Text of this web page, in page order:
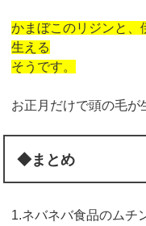
かまぼこのリジンと、
生える
そうです。
お正月だけで頭の毛が
◆まとめ
1.ネバネバ食品のムチ